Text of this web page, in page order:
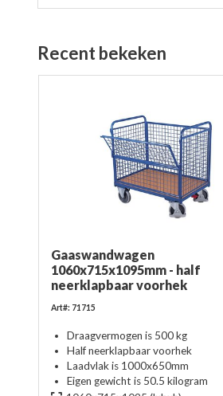
Recent bekeken
Gaaswandwagen
1060x715x1095mm - half
neerklapbaar voorhek
Art#: 71715
Draagvermogen is 500 kg
Half neerklapbaar voorhek
Laadvlak is 1000x650mm
Eigen gewicht is 50.5 kilogram